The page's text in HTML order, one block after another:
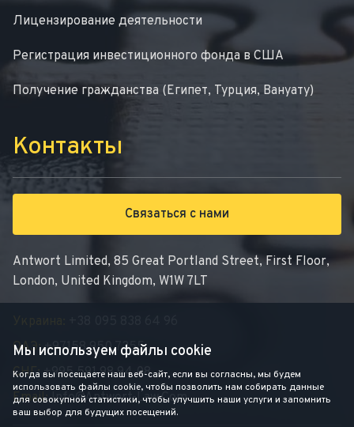
Лицензирование деятельности
Регистрация инвестиционного фонда в США
Получение гражданства (Египет, Турция, Вануату)
Контакты
Связаться с нами
Antwort Limited, 85 Great Portland Street, First Floor,
London, United Kingdom, W1W 7LT
ОАЭ:+97158 950 7355
СНГ: +995 591 98 94 08
Email:Info@antwort-Law.com
Мы используем файлы cookie
Когда вы посещаете наш веб-сайт, если вы согласны, мы будем
использовать файлы cookie, чтобы позволить нам собирать данные
для совокупной статистики, чтобы улучшить наши услуги и запомнить
ваш выбор для будущих посещений.